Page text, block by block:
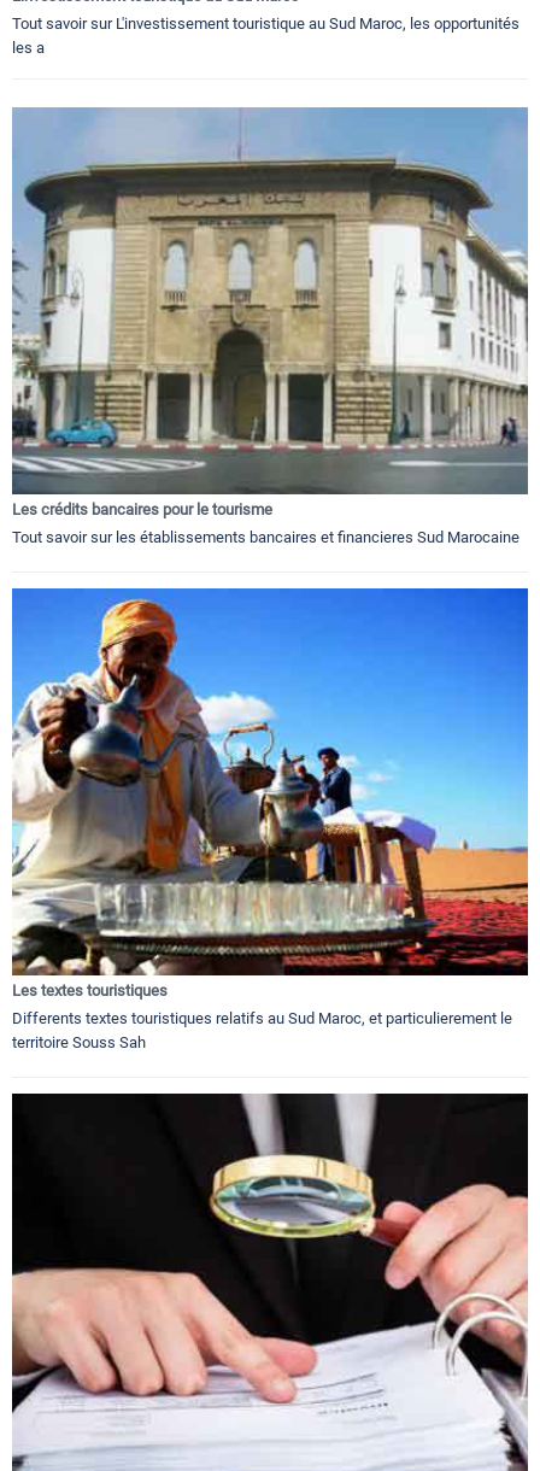
Tout savoir sur L'investissement touristique au Sud Maroc, les opportunités
les a
Les crédits bancaires pour le tourisme
Tout savoir sur les établissements bancaires et financieres Sud Marocaine
Les textes touristiques
Differents textes touristiques relatifs au Sud Maroc, et particulierement le
territoire Souss Sah